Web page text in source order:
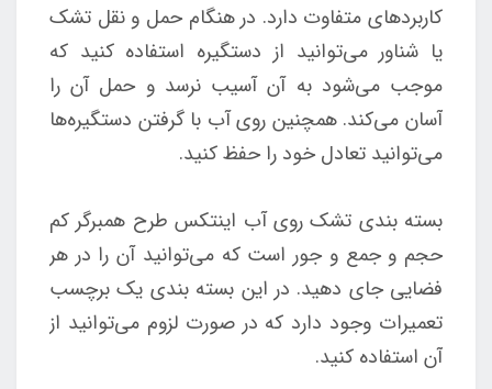
کاربردهای متفاوت دارد. در هنگام حمل و نقل تشک
یا شناور می‌توانید از دستگیره استفاده کنید که
موجب می‌شود به آن آسیب نرسد و حمل آن را
آسان می‌کند. همچنین روی آب با گرفتن دستگیره‌ها
می‌توانید تعادل خود را حفظ کنید.
بسته بندی تشک روی آب اینتکس طرح همبرگر کم
حجم و جمع و جور است که می‌توانید آن را در هر
فضایی جای دهید. در این بسته بندی یک برچسب
تعمیرات وجود دارد که در صورت لزوم می‌توانید از
آن استفاده کنید.